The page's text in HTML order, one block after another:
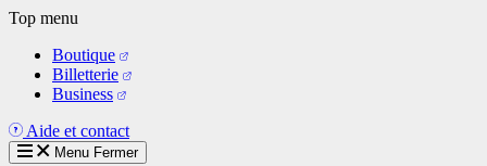
Aller
contenu
principal
Top menu
Boutique
Billetterie
Business
Aide et contact
Menu Fermer